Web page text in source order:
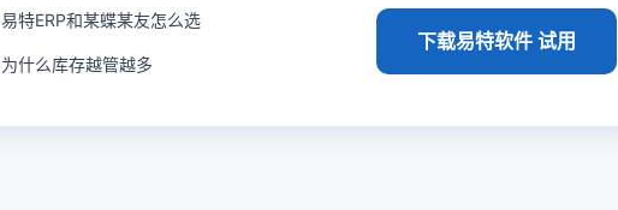
易特ERP和某蝶某友怎么选
为什么库存越管越多
下载易特软件 试用